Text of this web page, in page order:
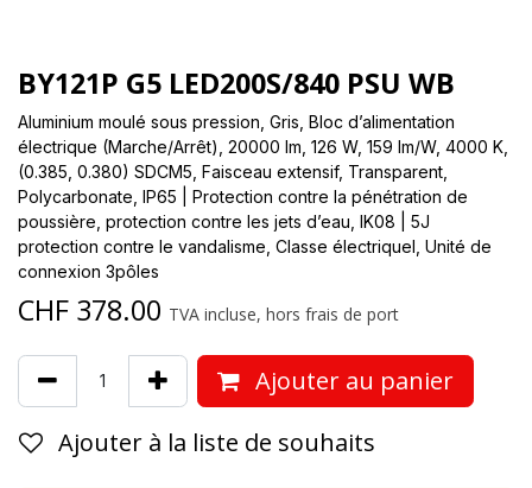
BY121P G5 LED200S/840 PSU WB
Aluminium moulé sous pression, Gris, Bloc d’alimentation
électrique (Marche/Arrêt), 20000 lm, 126 W, 159 lm/W, 4000 K,
(0.385, 0.380) SDCM5, Faisceau extensif, Transparent,
Polycarbonate, IP65 | Protection contre la pénétration de
poussière, protection contre les jets d’eau, IK08 | 5J
protection contre le vandalisme, Classe électriqueI, Unité de
connexion 3pôles
CHF 378.00 TVA incluse, hors frais de port
Ajouter au panier
Ajouter à la liste de souhaits